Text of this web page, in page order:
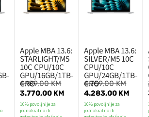
Apple MBA 13.6:
STARLIGHT/M5
10C CPU/10C
GPU/16GB/1TB-
CRO
4.189,00KM
3.770,00 KM
10% povoljnije za
jednokratno ili
Apple MBA 13.6:
SILVER/M5 10C
CPU/10C
GPU/24GB/1TB-
CRO
4.759,00KM
4.283,00 KM
10% povoljnije za
jednokratno ili